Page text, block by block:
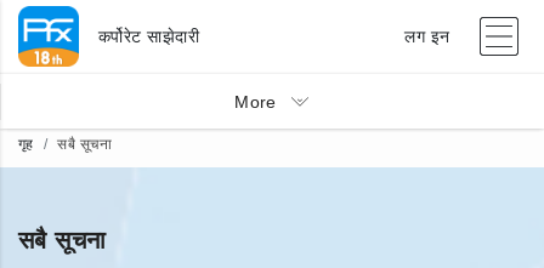
कर्पोरेट साझेदारी लग इन
More
गृह सबै सूचना
सबै सूचना